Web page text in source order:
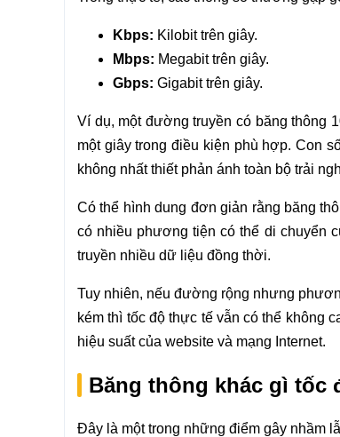
Kbps: Kilobit trên giây.
Mbps: Megabit trên giây.
Gbps: Gigabit trên giây.
Ví dụ, một đường truyền có băng thông
một giây trong điều kiện phù hợp. Con
không nhất thiết phản ánh toàn bộ trải
Có thể hình dung đơn giản rằng băng
có nhiều phương tiện có thể di chuyển
truyền nhiều dữ liệu đồng thời.
Tuy nhiên, nếu đường rộng nhưng
kém thì tốc độ thực tế vẫn có thể không
hiệu suất của website và mạng Internet.
Băng thông khác gì tốc
Đây là một trong những điểm gây nhầm